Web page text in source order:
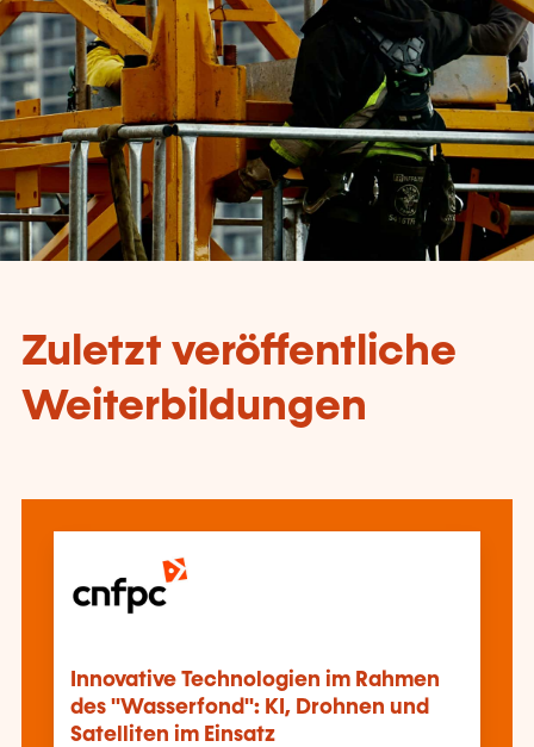
Zuletzt veröffentliche
Weiterbildungen
Innovative Technologien im Rahmen
des "Wasserfond": KI, Drohnen und
Satelliten im Einsatz